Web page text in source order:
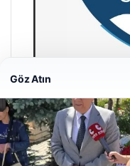
Hastaş Beton
26/05/2026
Göz Atın